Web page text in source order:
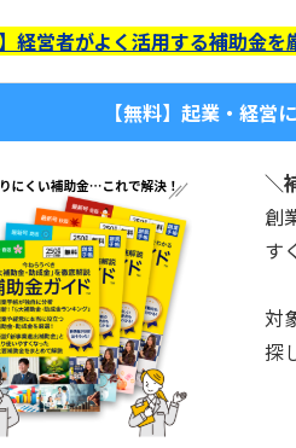
】経営者がよく活用する補助金
【無料】起業・経営
＼
創
す
対
探